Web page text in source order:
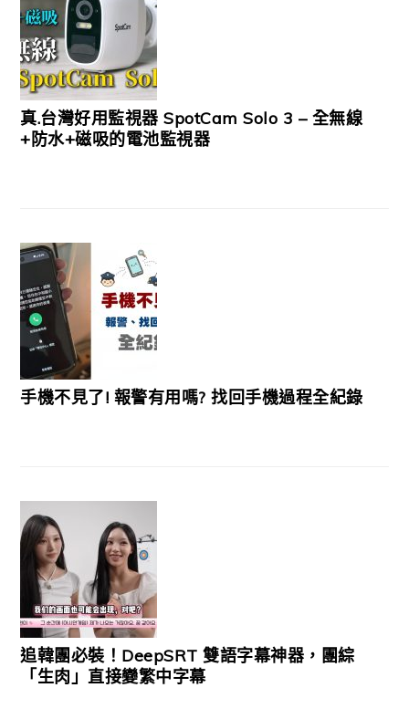
真.台灣好用監視器 SpotCam Solo 3 – 全無線
+防水+磁吸的電池監視器
手機不見了! 報警有用嗎? 找回手機過程全紀錄
追韓團必裝！DeepSRT 雙語字幕神器，團綜
「生肉」直接變繁中字幕